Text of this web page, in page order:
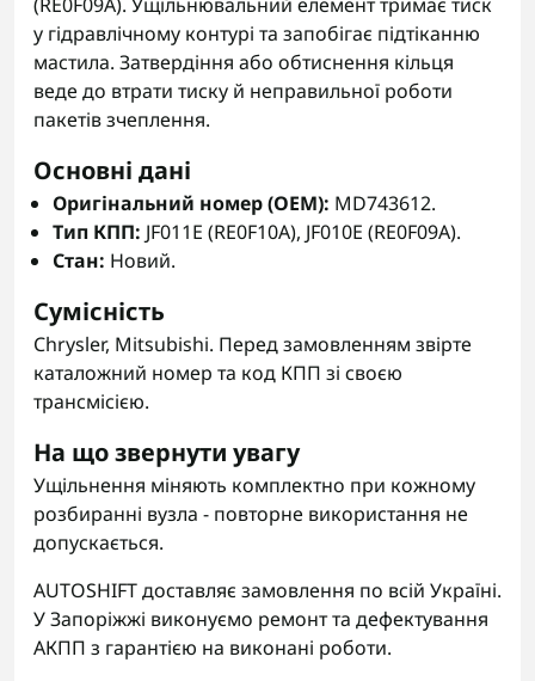
у гідравлічному контурі та запобігає підтіканню
мастила. Затвердіння або обтиснення кільця
веде до втрати тиску й неправильної роботи
пакетів зчеплення.
Основні дані
Оригінальний номер (OEM): MD743612.
Тип КПП: JF011E (RE0F10A), JF010E (RE0F09A).
Стан: Новий.
Сумісність
Chrysler, Mitsubishi. Перед замовленням звірте
каталожний номер та код КПП зі своєю
трансмісією.
На що звернути увагу
Ущільнення міняють комплектно при кожному
розбиранні вузла - повторне використання не
допускається.
AUTOSHIFT доставляє замовлення по всій Україні.
У Запоріжжі виконуємо ремонт та дефектування
АКПП з гарантією на виконані роботи.